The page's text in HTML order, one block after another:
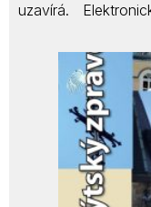
uzavírá.